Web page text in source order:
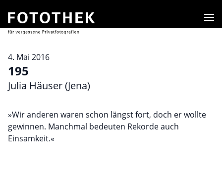
4. Mai 2016
195
Julia Häuser (Jena)
»Wir anderen waren schon längst fort, doch er wollte
gewinnen. Manchmal bedeuten Rekorde auch
Einsamkeit.«